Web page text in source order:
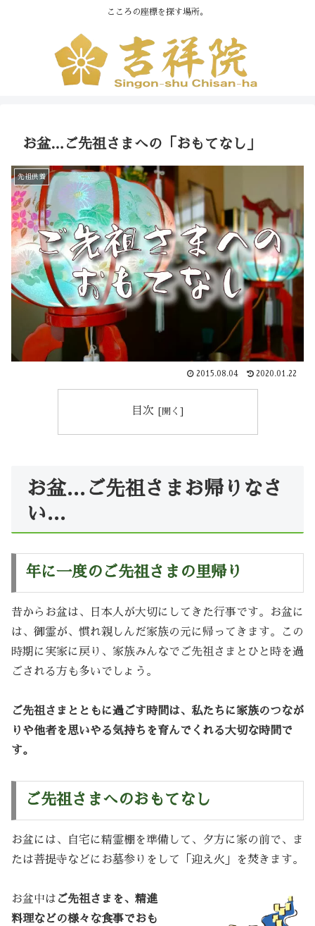
こころの座標を探す場所。
お盆…ご先祖さまへの「おもてなし」
先祖供養
2015.08.04 2020.01.22
目次
お盆…ご先祖さまお帰りなさ
い…
年に一度のご先祖さまの里帰り
昔からお盆は、日本人が大切にしてきた行事です。お盆に
は、御霊が、慣れ親しんだ家族の元に帰ってきます。この
時期に実家に戻り、家族みんなでご先祖さまとひと時を過
ごされる方も多いでしょう。
ご先祖さまとともに過ごす時間は、私たちに家族のつなが
りや他者を思いやる気持ちを育んでくれる大切な時間で
す。
ご先祖さまへのおもてなし
お盆には、自宅に精霊棚を準備して、夕方に家の前で、ま
たは菩提寺などにお墓参りをして「迎え火」を焚きます。
お盆中は ご先祖さまを、精進
料理などの様々な食事でおも